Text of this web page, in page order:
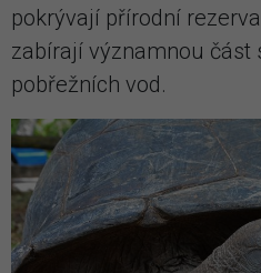
pokrývají přírodní
zabírají významnou část
pobřežních vod.